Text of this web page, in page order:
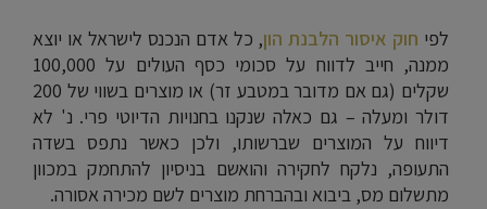
לפי חוק איסור הלבנת הון, כל אדם הנכנס לישראל או יוצא
ממנה, חייב לדווח על סכומי כסף העולים על 100,000
שקלים (גם אם מדובר במטבע זר) או מוצרים בשווי של 200
דולר ומעלה – גם כאלה שנקנו בחנויות הדיוטי פרי. נ' לא
דיווח על המוצרים שברשותו, ולכן כאשר נתפס בשדה
התעופה, נלקח לחקירה והואשם בניסיון להתחמק במכוון
מתשלום מס, ביבוא ובהברחת מוצרים לשם מכירה אסורה.